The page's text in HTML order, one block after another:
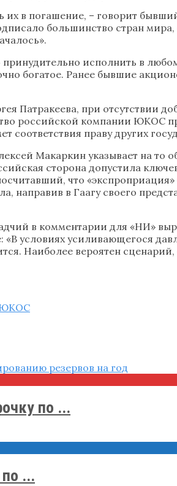
их в погашение, – говорит
большинство стран
исполнить в
богатое. Ранее бывшие
Патракеева, при отсутствии
российской компании ЮКОС
праву других
Макаркин указывает на то
сторона допустила
что
направив в Гаагу своего
в комментарии для «НИ»
«В условиях усиливающегося
Наиболее вероятен
по ...
...